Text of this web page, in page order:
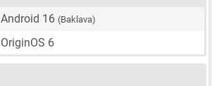
Android 16 (Baklava)
OriginOS 6